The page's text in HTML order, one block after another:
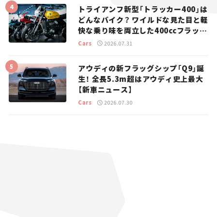
トライアンフ新型「トラッカー400」は
どんなバイク？ ワイルドな見た目と軽
快な乗り味を両立した400ccフラット
トラッカー【試乗レビュー】
Cars 2026.07.31
アウディの新フラッグシップ「Q9」誕
生！ 全長5.3m超はアウディ史上最大
【新車ニュース】
Cars 2026.07.30